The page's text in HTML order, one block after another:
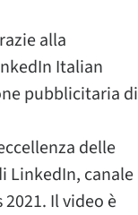
alla
Italian
pubblicitaria di
delle
LinkedIn, canale
Il video è